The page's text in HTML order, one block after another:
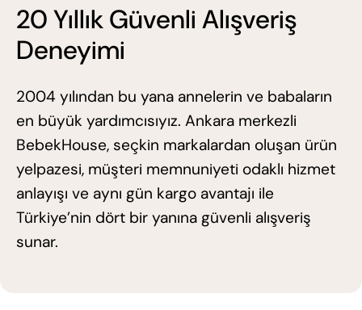
20 Yıllık Güvenli Alışveriş
Deneyimi
2004 yılından bu yana annelerin ve babaların
en büyük yardımcısıyız. Ankara merkezli
BebekHouse, seçkin markalardan oluşan ürün
yelpazesi, müşteri memnuniyeti odaklı hizmet
anlayışı ve aynı gün kargo avantajı ile
Türkiye’nin dört bir yanına güvenli alışveriş
sunar.